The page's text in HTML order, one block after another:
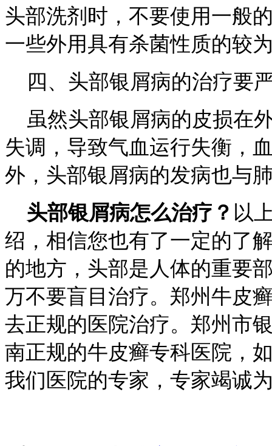
头部洗剂时，不要使用一般
一些外用具有杀菌性质的较
四、头部银屑病的治疗要
虽然头部银屑病的皮损在
失调，导致气血运行失衡，
外，头部银屑病的发病也与
头部银屑病怎么治疗？ 以
绍，相信您也有了一定的了
的地方，头部是人体的重要
万不要盲目治疗。郑州牛皮
去正规的医院治疗。郑州市
南正规的牛皮癣专科医院，
我们医院的专家，专家竭诚